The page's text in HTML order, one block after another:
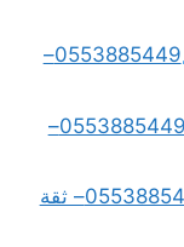
0553885449–
0553885449–
0553885449– ثقة